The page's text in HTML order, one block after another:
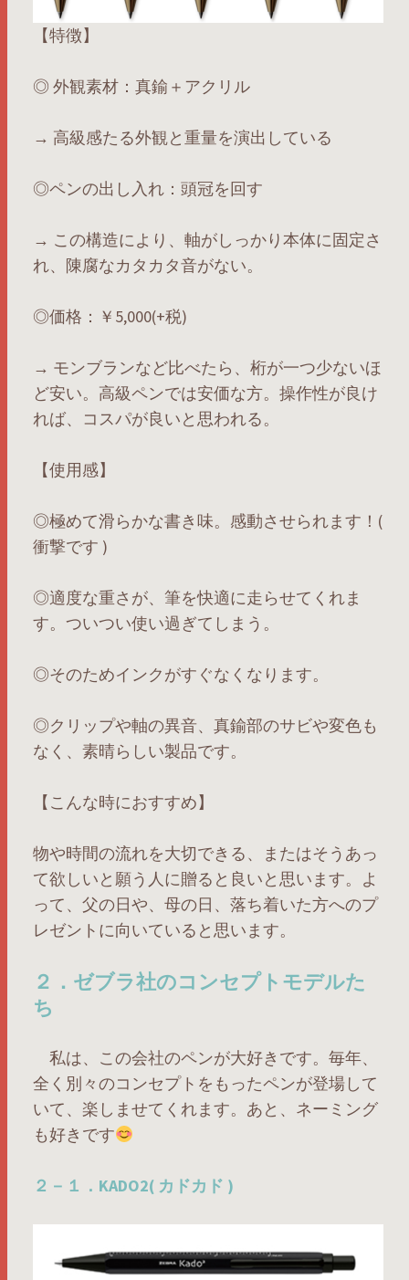
【特徴】
◎ 外観素材：真鍮＋アクリル
→ 高級感たる外観と重量を演出している
◎ペンの出し入れ：頭冠を回す
→ この構造により、軸がしっかり本体に固定さ
れ、陳腐なカタカタ音がない。
◎価格：￥5,000(+税)
→ モンブランなど比べたら、桁が一つ少ないほ
ど安い。高級ペンでは安価な方。操作性が良け
れば、コスパが良いと思われる。
【使用感】
◎極めて滑らかな書き味。感動させられます！(
衝撃です )
◎適度な重さが、筆を快適に走らせてくれま
す。ついつい使い過ぎてしまう。
◎そのためインクがすぐなくなります。
◎クリップや軸の異音、真鍮部のサビや変色も
なく、素晴らしい製品です。
【こんな時におすすめ】
物や時間の流れを大切できる、またはそうあっ
て欲しいと願う人に贈ると良いと思います。よ
って、父の日や、母の日、落ち着いた方へのプ
レゼントに向いていると思います。
２．ゼブラ社のコンセプトモデルた
ち
私は、この会社のペンが大好きです。毎年、
全く別々のコンセプトをもったペンが登場して
いて、楽しませてくれます。あと、ネーミング
も好きです
２－１．KADO2( カドカド )